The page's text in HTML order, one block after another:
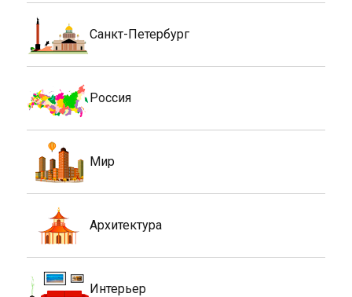
Санкт-Петербург
Россия
Мир
Архитектура
Интерьер